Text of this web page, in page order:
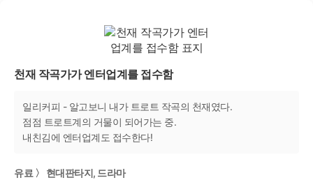
천재 작곡가가 엔터업계를 접수함
일리커피 - 알고보니 내가 트로트 작곡의 천재였다.
점점 트로트계의 거물이 되어가는 중.
내친김에 엔터업계도 접수한다!
유료 〉 현대판타지, 드라마